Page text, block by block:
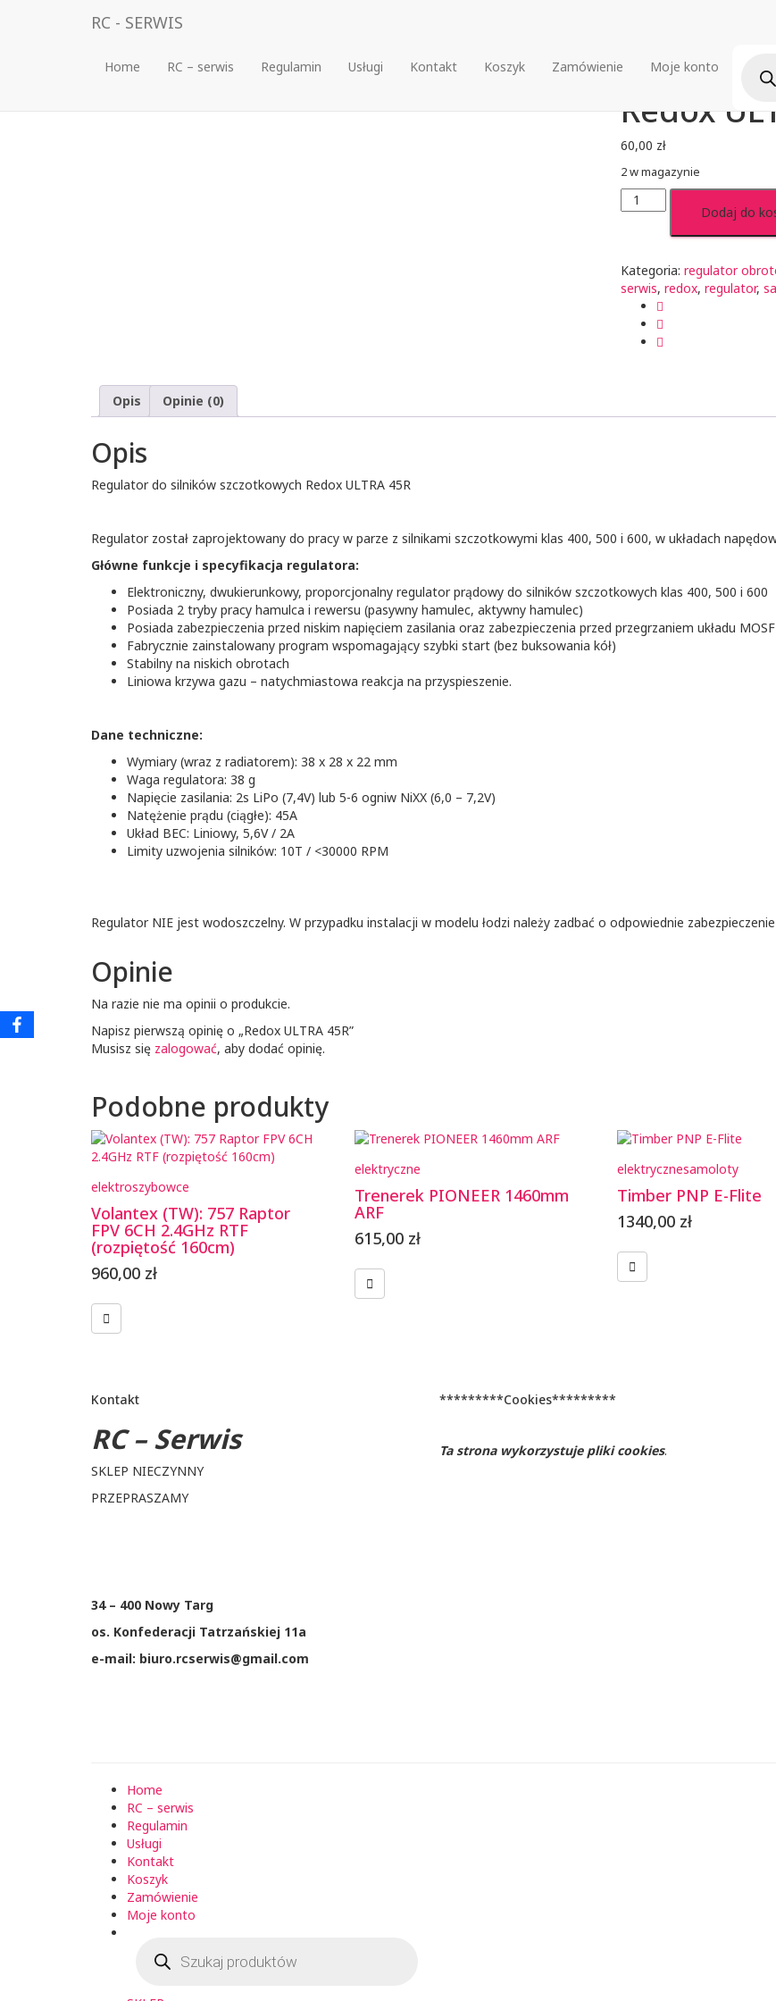
RC - SERWIS
Home RC – serwis Regulamin Usługi Kontakt Koszyk Zamówienie Moje konto
Strona główna/Elektronika /regulatory regulator obrotów samochody/ Redox ULTRA 45R
Redox
60,00 zł
2 w magazynie
ilość
Redox
Dodaj do
Kategoria: regulator
serwis, redox, regulator,
Opis Opinie (0)
Opis
Regulator do silników szczotkowych Redox ULTRA 45R
Regulator został zaprojektowany do pracy w parze z silnikami szczotkowymi klas 400, 500 i 600, w układach
Główne funkcje i specyfikacja regulatora:
Elektroniczny, dwukierunkowy, proporcjonalny regulator prądowy do silników szczotkowych klas 400, 500 i 600
Posiada 2 tryby pracy hamulca i rewersu (pasywny hamulec, aktywny hamulec)
Posiada zabezpieczenia przed niskim napięciem zasilania oraz zabezpieczenia przed przegrzaniem układu
Fabrycznie zainstalowany program wspomagający szybki start (bez buksowania kół)
Stabilny na niskich obrotach
Liniowa krzywa gazu – natychmiastowa reakcja na przyspieszenie.
Dane techniczne:
Wymiary (wraz z radiatorem): 38 x 28 x 22 mm
Waga regulatora: 38 g
Napięcie zasilania: 2s LiPo (7,4V) lub 5-6 ogniw NiXX (6,0 – 7,2V)
Natężenie prądu (ciągłe): 45A
Układ BEC: Liniowy, 5,6V / 2A
Limity uzwojenia silników: 10T / <30000 RPM
Regulator NIE jest wodoszczelny. W przypadku instalacji w modelu łodzi należy zadbać o odpowiednie
Opinie
Na razie nie ma opinii o produkcie.
Napisz pierwszą opinię o „Redox ULTRA 45R”
Musisz się zalogować, aby dodać opinię.
Podobne produkty
elektroszybowce
Volantex (TW): 757 Raptor
FPV 6CH 2.4GHz RTF
(rozpiętość 160cm)
960,00 zł
elektryczne
Trenerek PIONEER 1460mm
ARF
615,00 zł
elektrycznesamoloty
Timber PNP E-Flite
1340,00 zł
Kontakt
RC – Serwis
SKLEP NIECZYNNY
PRZEPRASZAMY
34 – 400 Nowy Targ
os. Konfederacji Tatrzańskiej 11a
e-mail: biuro.rcserwis@gmail.com
*********Cookies*********
Ta strona wykorzystuje pliki cookies.
Home
RC – serwis
Regulamin
Usługi
Kontakt
Koszyk
Zamówienie
Moje konto
produktów